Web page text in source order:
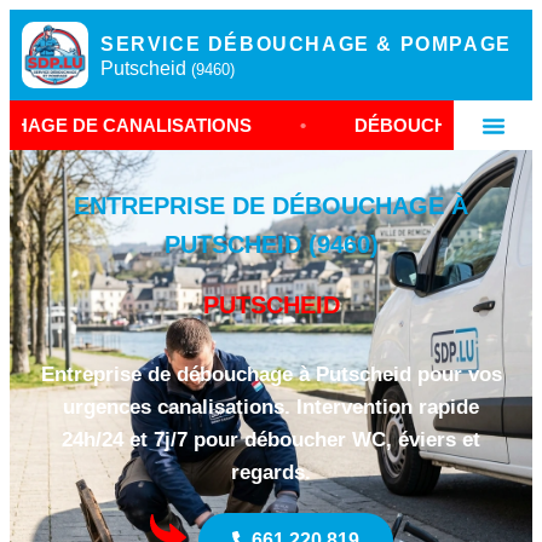
SERVICE DÉBOUCHAGE & POMPAGE
Putscheid (9460)
• DÉBOUCHAGE PUTSCHEID
ENTREPRISE DE DÉBOUCHAGE À
PUTSCHEID (9460)
PUTSCHEID
Entreprise de débouchage à Putscheid pour vos
urgences canalisations. Intervention rapide
24h/24 et 7j/7 pour déboucher WC, éviers et
regards.